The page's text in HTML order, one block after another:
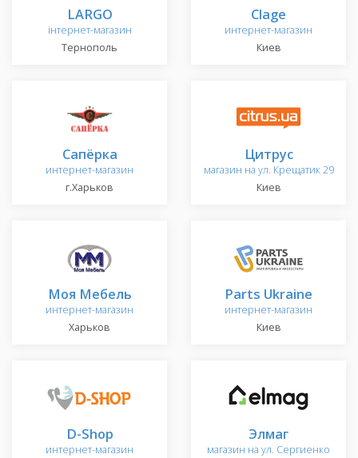
LARGO
інтернет-магазин
Тернополь
Clage
интернет-магазин
Киев
Сапёрка
интернет-магазин
г.Харьков
Цитрус
магазин на ул. Крещатик 29
Киев
Моя Мебель
интернет-магазин
Харьков
Parts Ukraine
интернет-магазин
Киев
D-Shop
интернет-магазин
Элмаг
магазин на ул. Сергиенко